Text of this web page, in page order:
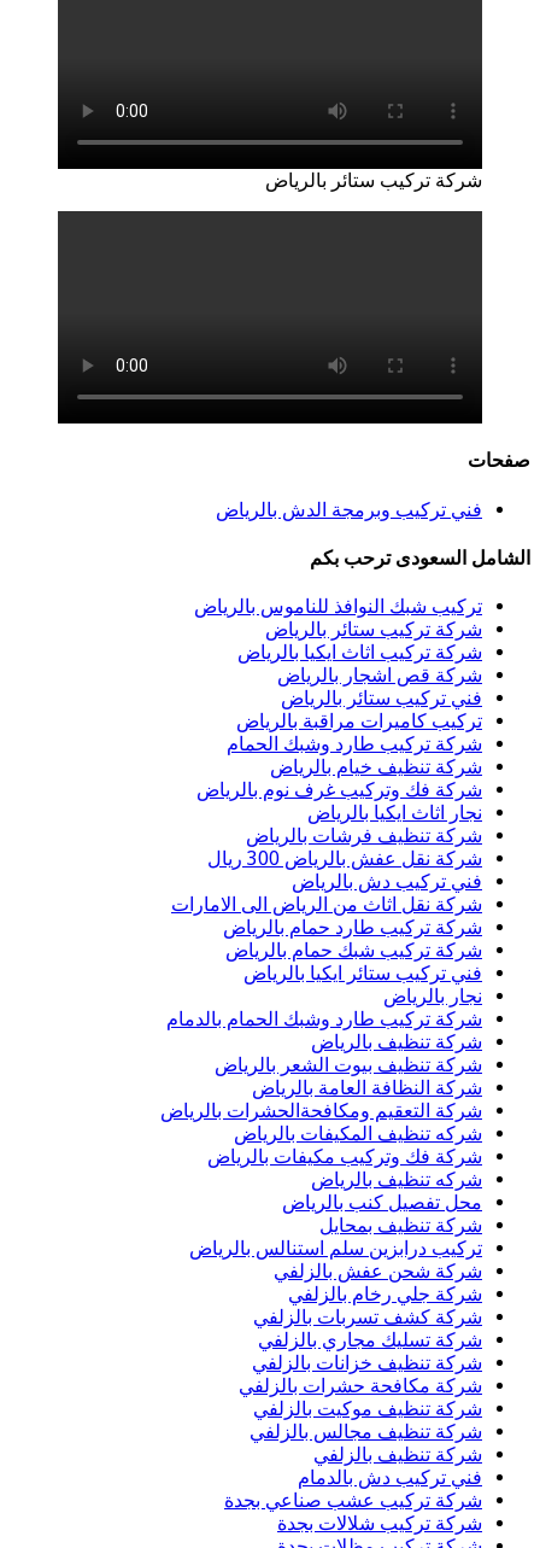
شركة تركيب ستائر بالرياض
صفحات
فني تركيب وبرمجة الدش بالرياض
الشامل السعودى ترحب بكم
تركيب شبك النوافذ للناموس بالرياض
شركة تركيب ستائر بالرياض
شركة تركيب اثاث ايكيا بالرياض
شركة قص اشجار بالرياض
فني تركيب ستائر بالرياض
تركيب كاميرات مراقبة بالرياض
شركة تركيب طارد وشبك الحمام
شركة تنظيف خيام بالرياض
شركة فك وتركيب غرف نوم بالرياض
نجار اثاث ايكيا بالرياض
شركة تنظيف فرشات بالرياض
شركة نقل عفش بالرياض 300 ريال
فني تركيب دش بالرياض
شركة نقل اثاث من الرياض الى الامارات
شركة تركيب طارد حمام بالرياض
شركة تركيب شبك حمام بالرياض
فني تركيب ستائر ايكيا بالرياض
نجار بالرياض
شركة تركيب طارد وشبك الحمام بالدمام
شركة تنظيف بالرياض
شركة تنظيف بيوت الشعر بالرياض
شركة النظافة العامة بالرياض
شركة التعقيم ومكافحةالحشرات بالرياض
شركه تنظيف المكيفات بالرياض
شركة فك وتركيب مكيفات بالرياض
شركه تنظيف بالرياض
محل تفصيل كنب بالرياض
شركة تنظيف بمحايل
تركيب درابزين سلم استنالس بالرياض
شركة شحن عفش بالزلفي
شركة جلي رخام بالزلفي
شركة كشف تسربات بالزلفي
شركة تسليك مجاري بالزلفي
شركة تنظيف خزانات بالزلفي
شركة مكافحة حشرات بالزلفي
شركة تنظيف موكيت بالزلفي
شركة تنظيف مجالس بالزلفي
شركة تنظيف بالزلفي
فني تركيب دش بالدمام
شركة تركيب عشب صناعي بجدة
شركة تركيب شلالات بجدة